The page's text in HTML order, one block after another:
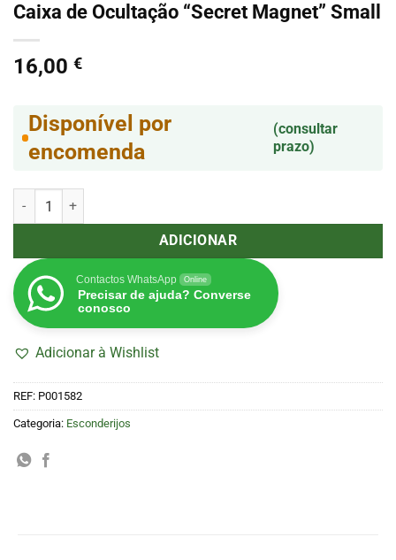
Caixa de Ocultação “Secret Magnet” Small
16,00 €
Disponível por
encomenda
(consultar
prazo)
Quantidade de Caixa de Ocultação "Secret Magnet" Small
ADICIONAR
Contactos WhatsApp Online
Precisar de ajuda? Converse
conosco
Adicionar à Wishlist
REF: P001582
Categoria: Esconderijos